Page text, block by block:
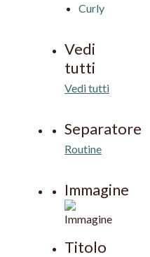
Curly
Vedi
tutti
Vedi tutti
Separatore
Routine
Immagine
Titolo